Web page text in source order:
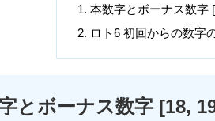
本数字とボーナス数字
ロト6 初回からの数字
とボーナス数字 [18,